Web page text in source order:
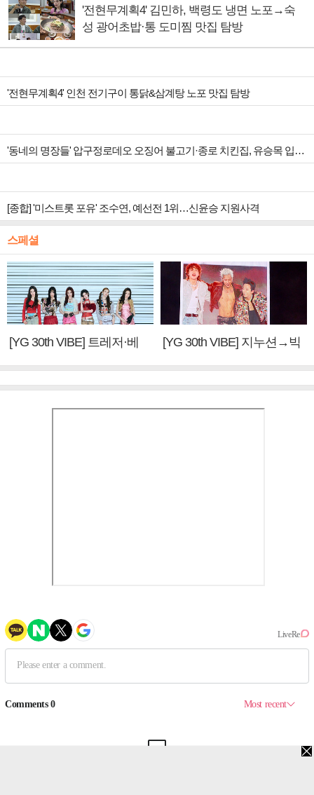
'전현무계획4' 김민하, 백령도 냉면 노포→숙
성 광어초밥·통 도미찜 맛집 탐방
'전현무계획4' 인천 전기구이 통닭&삼계탕 노포 맛집 탐방
'동네의 명장들' 압구정로데오 오징어 불고기·종로 치킨집, 유승목 입맛 저격
[종합] '미스트롯 포유' 조수연, 예선전 1위…신윤승 지원사격
스페셜
[YG 30th VIBE] 트레저·베
[YG 30th VIBE] 지누션→빅